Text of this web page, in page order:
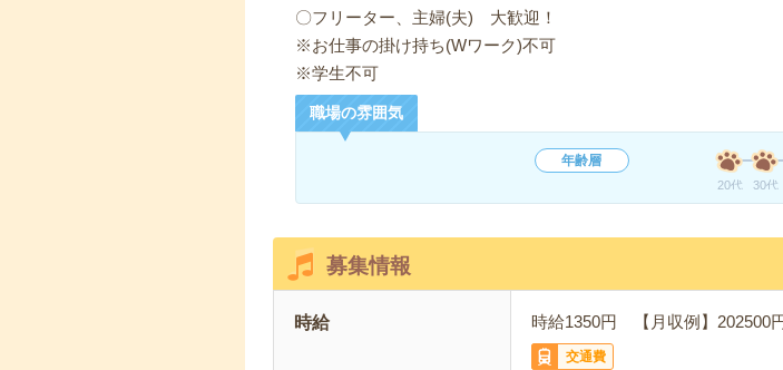
〇フリーター、主婦(夫) 大歓迎！
※お仕事の掛け持ち(Wワーク)不可
※学生不可
職場の雰囲気
年齢層
20代 30代
募集情報
時給 時給1350円 【月収例】202500
交通費